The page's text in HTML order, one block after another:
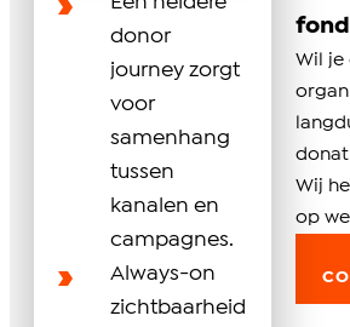
Wil je
Wij
op
donor
journey zorgt
voor
samenhang
tussen
kanalen en
campagnes.
Always-on
zichtbaarheid